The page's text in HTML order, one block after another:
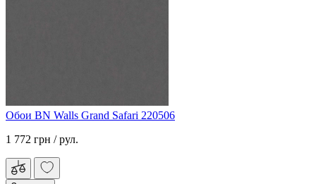
Обои BN Walls Grand Safari 220506
1 772 грн / рул.